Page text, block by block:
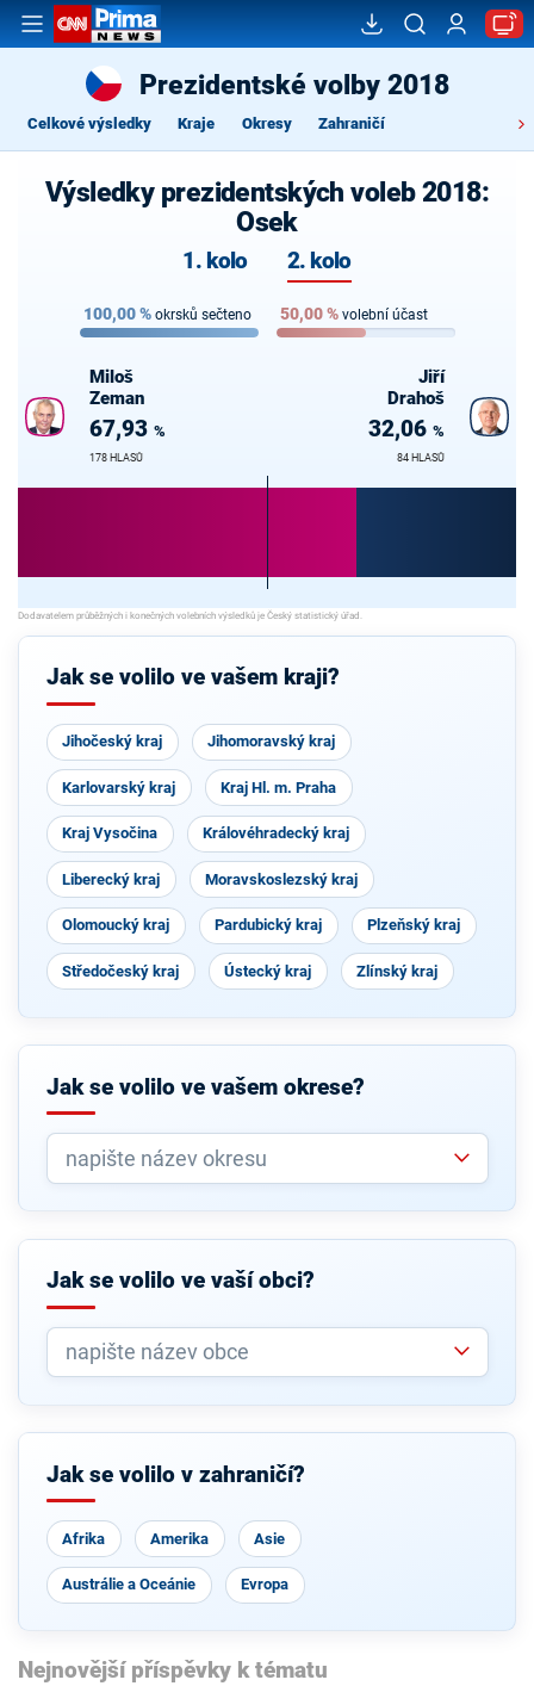
Prezidentské volby 2018
Celkové výsledky Kraje Okresy Zahraničí
Výsledky prezidentských voleb 2018:
Osek
1. kolo 2. kolo
100,00% okrsků sečteno 50,00% volební účast
Miloš
Zeman
67,93 %
178 HLASŮ
Jiří
Drahoš
32,06 %
84 HLASŮ
Jak se volilo ve vašem kraji?
Jihočeský kraj Jihomoravský kraj
Karlovarský kraj Kraj Hl. m. Praha
Kraj Vysočina Královéhradecký kraj
Liberecký kraj Moravskoslezský kraj
Olomoucký kraj Pardubický kraj Plzeňský kraj
Středočeský kraj Ústecký kraj Zlínský kraj
Jak se volilo ve vašem okrese?
Jak se volilo ve vaší obci?
Jak se volilo v zahraničí?
Afrika Amerika Asie
Austrálie a Oceánie Evropa
Nejnovější příspěvky k tématu